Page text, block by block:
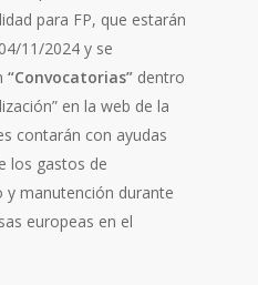
para FP, que estarán
11/2024 y se
“Convocatorias” dentro
en la web de la
contarán con ayudas
los gastos de
manutención durante
europeas en el